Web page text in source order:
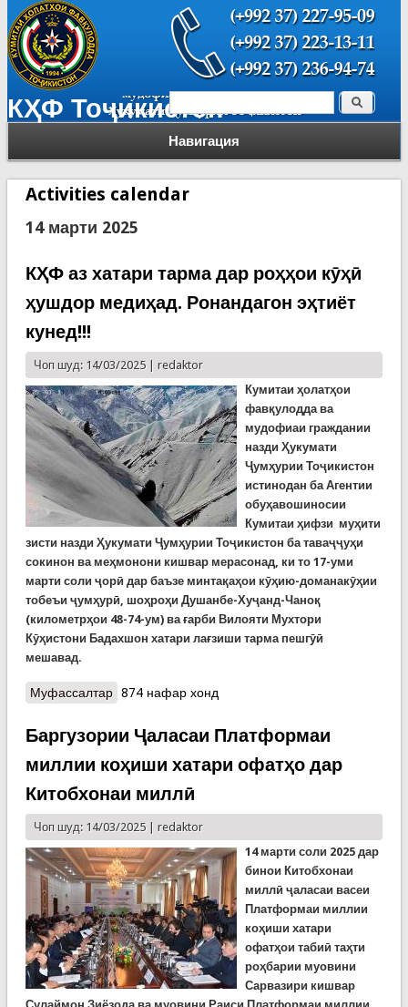
КҲФ Тоҷикистон
Навигация
Форма поиска Поиск
Activities calendar
14 марти 2025
КҲФ аз хатари тарма дар роҳҳои кӯҳӣ
ҳушдор медиҳад. Ронандагон эҳтиёт
кунед!!!
Чоп шуд: 14/03/2025 | redaktor
Кумитаи ҳолатҳои
фавқулодда ва
мудофиаи граждании
назди Ҳукумати
Ҷумҳурии Тоҷикистон
истинодан ба Агентии
обуҳавошиносии
Кумитаи ҳифзи муҳити
зисти назди Ҳукумати Ҷумҳурии Тоҷикистон ба таваҷҷуҳи
сокинон ва меҳмонони кишвар мерасонад, ки то 17-уми
марти соли ҷорӣ дар баъзе минтақаҳои кӯҳию-доманакӯҳии
тобеъи ҷумҳурӣ, шоҳроҳи Душанбе-Хуҷанд-Чаноқ
(километрҳои 48-74-ум) ва ғарби Вилояти Мухтори
Кӯҳистони Бадахшон хатари лағзиши тарма пешгӯӣ
мешавад.
Муфассалтаро КҲФ аз хатари тарма дар роҳҳои кӯҳӣ ҳушдор
874 нафар хонд
Баргузории Ҷаласаи Платформаи
миллии коҳиши хатари офатҳо дар
Китобхонаи миллӣ
Чоп шуд: 14/03/2025 | redaktor
14 марти соли 2025 дар
бинои Китобхонаи
миллӣ ҷаласаи васеи
Платформаи миллии
коҳиши хатари
офатҳои табиӣ таҳти
роҳбарии муовини
Сарвазири кишвар